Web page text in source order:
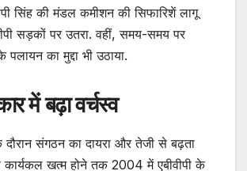
सिंह की मंडल कमीशन की सिफारिशें लागू
सड़कों पर उतरा. वहीं, समय-समय पर
पलायन का मुद्दा भी उठाया.
में बढ़ा वर्चस्व
संगठन का दायरा और तेजी से बढ़ता
कार्यकल खत्म होने तक 2004 में एबीवीपी के